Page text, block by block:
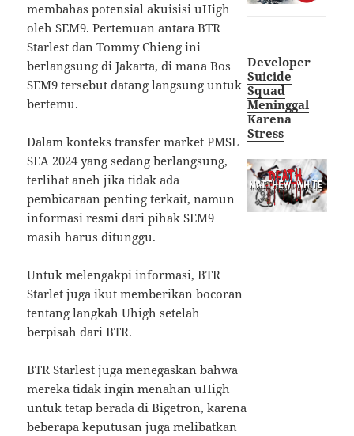
membahas potensial akuisisi uHigh
oleh SEM9. Pertemuan antara BTR
Starlest dan Tommy Chieng ini
berlangsung di Jakarta, di mana Bos
SEM9 tersebut datang langsung untuk
bertemu.
Dalam konteks transfer marketPMSL
SEA 2024yang sedang berlangsung,
terlihat aneh jika tidak ada
pembicaraan penting terkait, namun
informasi resmi dari pihak SEM9
masih harus ditunggu.
Untuk melengakpi informasi, BTR
Starlet juga ikut memberikan bocoran
tentang langkah Uhigh setelah
berpisah dari BTR.
BTR Starlest juga menegaskan bahwa
mereka tidak ingin menahan uHigh
untuk tetap berada di Bigetron, karena
beberapa keputusan juga melibatkan
Developer
Suicide
Squad
Meninggal
Karena
Stress